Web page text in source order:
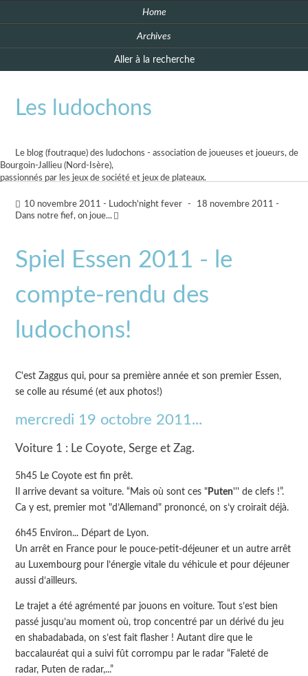
Home
Archives
Aller à la recherche
Les ludochons
Le blog (foutraque) des ludochons - association de joueuses et joueurs, de
Bourgoin-Jallieu (Nord-Isère),
passionnés par les jeux de société et jeux de plateaux.
10 novembre 2011 - Ludoch'night fever -
18 novembre 2011 -
Dans notre fief, on joue...
Spiel Essen 2011 - le
compte-rendu des
ludochons!
C'est Zaggus qui, pour sa première année et son premier Essen,
se colle au résumé (et aux photos!)
mercredi 19 octobre 2011...
Voiture 1 : Le Coyote, Serge et Zag.
5h45 Le Coyote est fin prêt.
Il arrive devant sa voiture. “Mais où sont ces " Puten''' de clefs !”.
Ca y est, premier mot "d’Allemand" prononcé, on s’y croirait déjà.
6h45 Environ... Départ de Lyon.
Un arrêt en France pour le pouce-petit-déjeuner et un autre arrêt
au Luxembourg pour l’énergie vitale du véhicule et pour déjeuner
aussi d’ailleurs.
Le trajet a été agrémenté par jouons en voiture. Tout s’est bien
passé jusqu’au moment où, trop concentré par un dérivé du jeu
en shabadabada, on s’est fait flasher ! Autant dire que le
baccalauréat qui a suivi fût corrompu par le radar “Faleté de
radar, Puten de radar,...”